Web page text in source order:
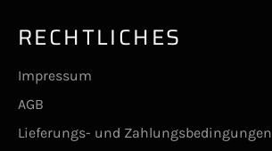
RECHTLICHES
Impressum
AGB
Lieferungs- und Zahlungsbedingungen